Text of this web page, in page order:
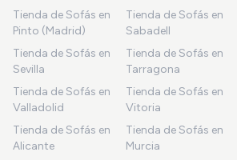
Tienda de Sofás en
Pinto (Madrid)
Tienda de Sofás en
Sabadell
Tienda de Sofás en
Sevilla
Tienda de Sofás en
Tarragona
Tienda de Sofás en
Valladolid
Tienda de Sofás en
Vitoria
Tienda de Sofás en
Alicante
Tienda de Sofás en
Murcia